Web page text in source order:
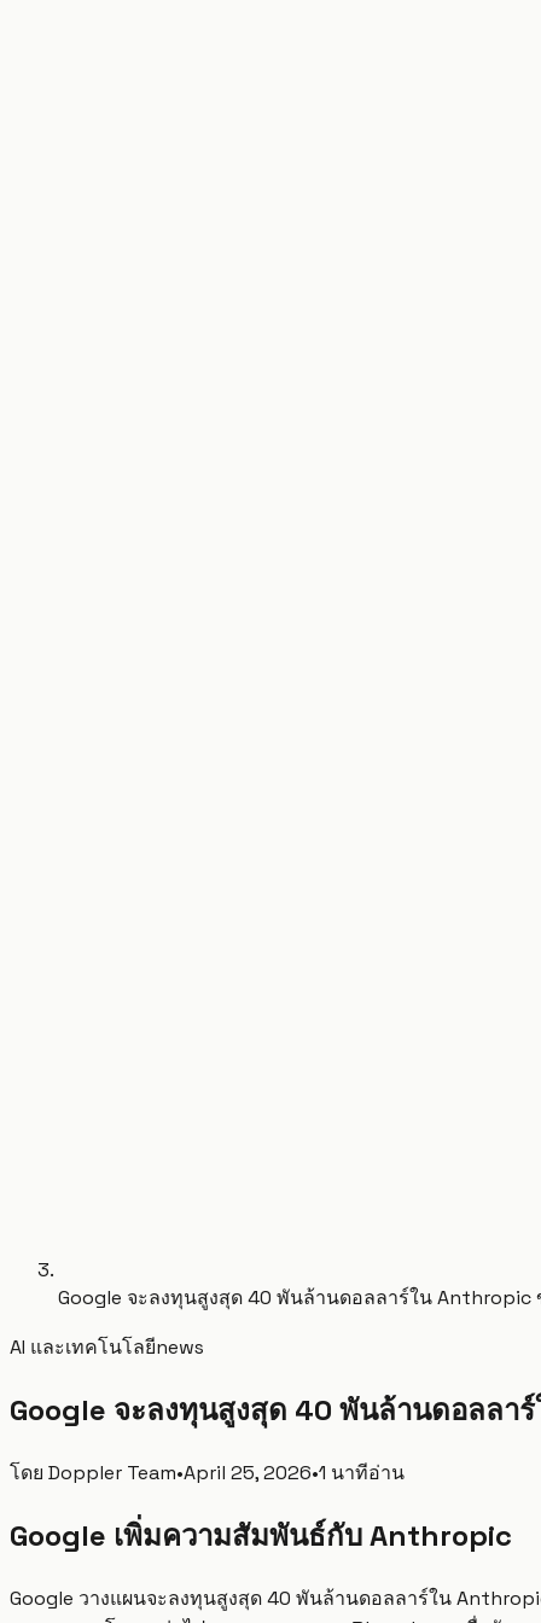
Google จะลงทุนสูงสุด 40 พันล้านดอลลาร์ใน
AI และเทคโนโลยีnews
Google จะลงทุนสูงสุด 40 พันล้านดอลล
โดย Doppler Team•April 25, 2026•1 นาทีอ่าน
Google เพิ่มความสัมพันธ์กับ Anthropic
Google วางแผนจะลงทุนสูงสุด 40 พันล้านดอลลาร์ใน